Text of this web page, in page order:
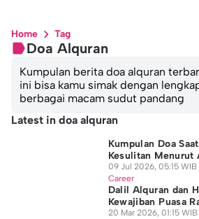
Home Tag
Doa Alquran
Kumpulan berita doa alquran
ini bisa kamu simak dengan
berbagai macam sudut pandang
Latest in doa alquran
Kumpulan Doa
Kesulitan Menurut
09 Jul 2026, 05:15 WIB
Career
Dalil Alquran dan
Kewajiban Puasa
20 Mar 2026, 01:15 WIB